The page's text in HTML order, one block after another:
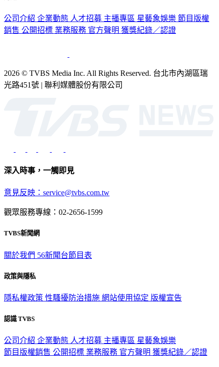
公司介紹 企業動態 人才招募 主播專區 星藝象娛樂 節目版權
銷售 公開招標 業務服務 官方聲明 獲獎紀錄／認證
2026 © TVBS Media Inc. All Rights Reserved. 台北市內湖區瑞
光路451號 | 聯利媒體股份有限公司
深入時事，一觸即見
意見反映：service@tvbs.com.tw
觀眾服務專線：02-2656-1599
TVBS新聞網
關於我們 56新聞台節目表
政策與隱私
隱私權政策 性騷擾防治措施 網站使用協定 版權宣告
認識 TVBS
公司介紹 企業動態 人才招募 主播專區 星藝象娛樂
節目版權銷售 公開招標 業務服務 官方聲明 獲獎紀錄／認證